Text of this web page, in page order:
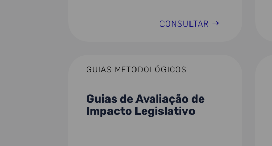
CONSULTAR
GUIAS METODOLÓGICOS
Guias de Avaliação de
Impacto Legislativo